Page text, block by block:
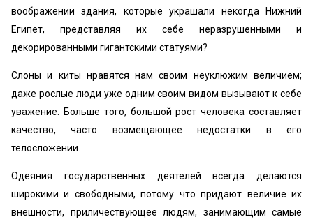
воображении здания, которые украшали некогда Нижний
Египет, представляя их себе неразрушенными и
декорированными гигантскими статуями?
Слоны и киты нравятся нам своим неуклюжим величием;
даже рослые люди уже одним своим видом вызывают к себе
уважение. Больше того, большой рост человека составляет
качество, часто возмещающее недостатки в его
телосложении.
Одеяния государственных деятелей всегда делаются
широкими и свободными, потому что придают величие их
внешности, приличествующее людям, занимающим самые